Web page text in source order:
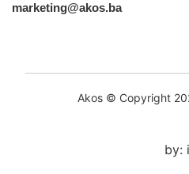
marketing@akos.ba
Akos © Copyright
by: